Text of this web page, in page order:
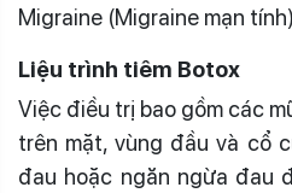
Migraine (Migraine mạn
Liệu trình tiêm Botox
Việc điều trị bao gồm các
trên mặt, vùng đầu và cổ
đau hoặc ngăn ngừa đau